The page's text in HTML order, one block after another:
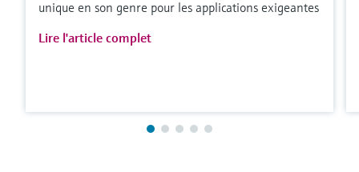
unique en son genre pour les applications exigeantes
Lire l'article complet